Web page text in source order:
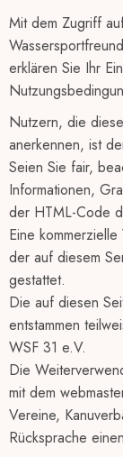
Mit dem Zugriff
erklären Sie Ihr
Nutzern, die
anerkennen, ist
Seien Sie fair,
Informationen,
der HTML-Code
Eine
der auf diesem
gestattet.
Die auf diesen
entstammen
WSF 31 e.V.
Die
mit dem
Vereine,
Rücksprache